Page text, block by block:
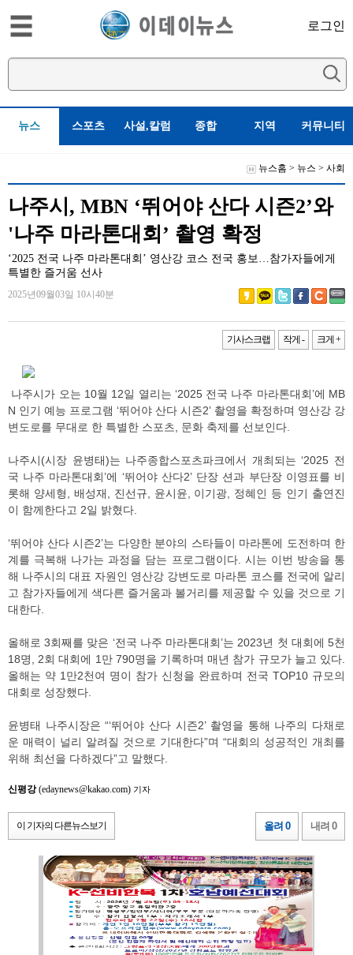
로그인
뉴스 스포츠 사설,칼럼 종합 지역 커뮤니티
뉴스홈 > 뉴스 > 사회
나주시, MBN ‘뛰어야 산다 시즌2’와
'나주 마라톤대회’ 촬영 확정
‘2025 전국 나주 마라톤대회’ 영산강 코스 전국 홍보…참가자들에게
특별한 즐거움 선사
2025년09월03일 10시40분
기사스크랩 작게 - 크게 +
나주시가 오는 10월 12일 열리는 ‘2025 전국 나주 마라톤대회’에 MB
N 인기 예능 프로그램 ‘뛰어야 산다 시즌2’ 촬영을 확정하며 영산강 강
변도로를 무대로 한 특별한 스포츠, 문화 축제를 선보인다.
나주시(시장 윤병태)는 나주종합스포츠파크에서 개최되는 ‘2025 전
국 나주 마라톤대회’에 ‘뛰어야 산다2’ 단장 션과 부단장 이영표를 비
롯해 양세형, 배성재, 진선규, 윤시윤, 이기광, 정혜인 등 인기 출연진
이 함께한다고 2일 밝혔다.
‘뛰어야 산다 시즌2’는 다양한 분야의 스타들이 마라톤에 도전하며 한
계를 극복해 나가는 과정을 담는 프로그램이다. 시는 이번 방송을 통
해 나주시의 대표 자원인 영산강 강변도로 마라톤 코스를 전국에 알리
고 참가자들에게 색다른 즐거움과 볼거리를 제공할 수 있을 것으로 기
대한다.
올해로 3회째를 맞은 ‘전국 나주 마라톤대회’는 2023년 첫 대회에 5천
18명, 2회 대회에 1만 790명을 기록하며 매년 참가 규모가 늘고 있다.
올해는 약 1만2천여 명이 참가 신청을 완료하며 전국 TOP10 규모의
대회로 성장했다.
윤병태 나주시장은 “‘뛰어야 산다 시즌2’ 촬영을 통해 나주의 다채로
운 매력이 널리 알려질 것으로 기대한다”며 “대회의 성공적인 개최를
위해 최선을 다하겠다”고 말했다.
신평강(edaynews@kakao.com) 기자
이 기자의 다른뉴스보기 올려 0 내려 0